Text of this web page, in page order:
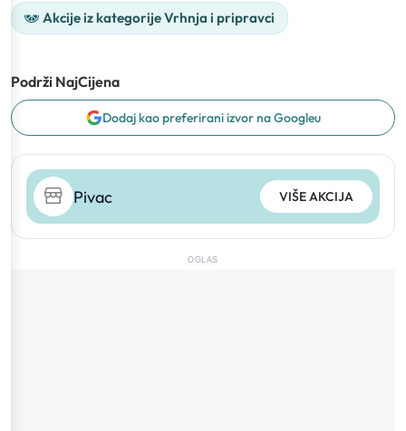
Akcije iz kategorije Vrhnja i pripravci
Podrži NajCijena
Dodaj kao preferirani izvor na Googleu
Pivac VIŠE AKCIJA
OGLAS